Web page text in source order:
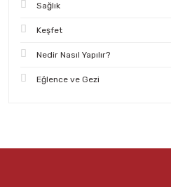
Sağlık
Keşfet
Nedir Nasıl Yapılır?
Eğlence ve Gezi